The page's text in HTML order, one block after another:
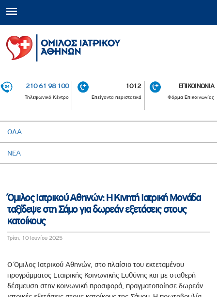
210 61 98 100
Τηλεφωνικό Κέντρο
1012
Επείγοντα περιστατικά
ΕΠΙΚΟΙΝΩΝΙΑ
Φόρμα Επικοινωνίας
ΟΛΑ
ΝΕΑ
Όμιλος Ιατρικού Αθηνών: Η Κινητή Ιατρική Μονάδα
ταξίδεψε στη Σάμο για δωρεάν εξετάσεις στους
κατοίκους
Τρίτη, 10 Ιουνίου 2025
Ο Όμιλος Ιατρικού Αθηνών, στο πλαίσιο του εκτεταμένου
προγράμματος Εταιρικής Κοινωνικής Ευθύνης και με σταθερή
δέσμευση στην κοινωνική προσφορά, πραγματοποίησε δωρεάν